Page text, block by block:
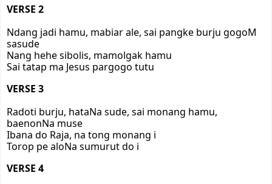
VERSE 2
Ndang jadi hamu, mabiar ale, sai pangke burju gogoM
sasude
Nang hehe sibolis, mamolgak hamu
Sai tatap ma Jesus pargogo tutu
VERSE 3
Radoti burju, hataNa sude, sai monang hamu,
baenonNa muse
Ibana do Raja, na tong monang i
Torop pe aloNa sumurut do i
VERSE 4